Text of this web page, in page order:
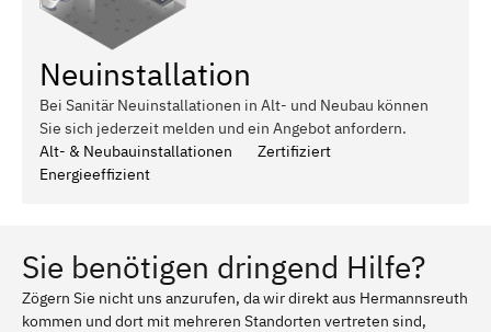
Neuinstallation
Bei Sanitär Neuinstallationen in Alt- und Neubau können
Sie sich jederzeit melden und ein Angebot anfordern.
Alt- & Neubauinstallationen
Zertifiziert
Energieeffizient
Sie benötigen dringend Hilfe?
Zögern Sie nicht uns anzurufen, da wir direkt aus Hermannsreuth
kommen und dort mit mehreren Standorten vertreten sind,